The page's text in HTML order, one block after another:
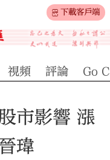
下載客戶端
視頻 評論 Go
市影響 漲
瑋